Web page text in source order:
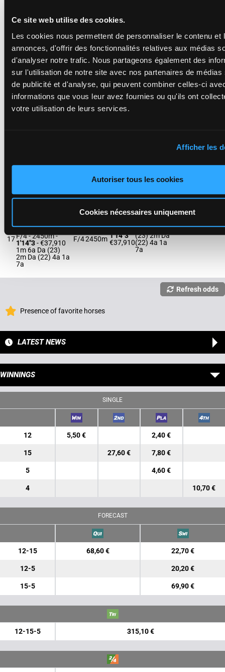
Ce site web utilise des cookies.
Les cookies nous permettent de personnaliser le contenu et
annonces, d'offrir des fonctionnalités relatives aux médias
d'analyser notre trafic. Nous partageons également des
sur l'utilisation de notre site avec nos partenaires de médias
de publicité et d'analyse, qui peuvent combiner celles-ci
informations que vous leur avez fournies ou qu'ils ont
votre utilisation de leurs services.
Afficher les
Autoriser tous les cookies
Cookies nécessaires uniquement
2a 2a
15
JALISCO DE
Martin G.- Van
De Sijpe G.
H/7 - 2450m-
1'13"7- €37,400
8m 6a 5a 6m 1a
9a Da (23) Da 9a
H/72450m 1'13"7
8m 6a 5a
Da (23) Da
9a Da 1a
1a
1'14"4- €37,550
3m 2m 6a
17
Mottier M.
F/4 - 2450m-
1'14"3- €37,910
1m 6a Da (23)
2m Da (22) 4a 1a
7a
F/42450m 1'14"3
€37,910
1m 6a Da
(23) 2m Da
(22) 4a 1a
7a
Refresh odds
Presence of favorite horses
LATEST NEWS
WINNINGS
SINGLE
12 5,50 € 2,40 €
15 27,60 € 7,80 €
5 4,60 €
4 10,70 €
FORECAST
12-15 68,60 € 22,70 €
12-5 20,20 €
15-5 69,90 €
12-15-5 315,10 €